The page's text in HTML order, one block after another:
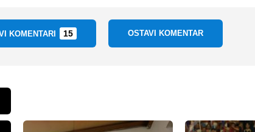
KOMENTARI 15 OSTAVI KOMENTAR